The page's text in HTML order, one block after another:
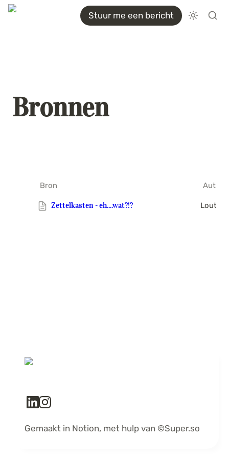
Stuur me een bericht
Bronnen
Bron Auteur
Zettelkasten - eh....wat?!? Louter
Gemaakt in Notion, met hulp van ©️Super.so